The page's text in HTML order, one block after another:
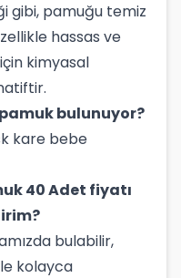
gibi, pamuğu temiz
hassas ve
kimyasal
bulunuyor?
kare bebe
40 Adet fiyatı
bulabilir,
kolayca